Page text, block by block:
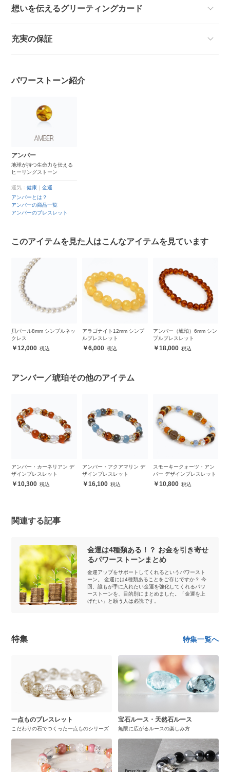
想いを伝えるグリーティングカード
充実の保証
パワーストーン紹介
アンバー
地球が持つ生命力を伝える
ヒーリングストーン
運気：健康 ｜金運
アンバーとは？
アンバーの商品一覧
アンバーのブレスレット
このアイテムを見た人はこんなアイテムを見ています
貝パール8mm シンプルネッ
クレス
12,000
アラゴナイト12mm シンプ
ルブレスレット
6,000
アンバー（琥珀）6mm シン
プルブレスレット
18,000
アンバー／琥珀その他のアイテム
アンバー・カーネリアン デ
ザインブレスレット
10,300
アンバー・アクアマリン デ
ザインブレスレット
16,100
スモーキークォーツ・アン
バー デザインブレスレット
10,800
関連する記事
金運は4種類ある！？ お金を引き寄せ
るパワーストーンまとめ
金運アップをサポートしてくれるというパワースト
ーン。 金運には4種類あることをご存じですか？ 今
回、誰もが手に入れたい金運を強化してくれるパワ
ーストーンを、目的別にまとめました。「金運を上
げたい」と願う人は必読です。
特集 特集一覧へ
一点ものブレスレット
こだわりの石でつくった一点ものシリーズ
宝石ルース・天然石ルース
無限に広がるルースの楽しみ方